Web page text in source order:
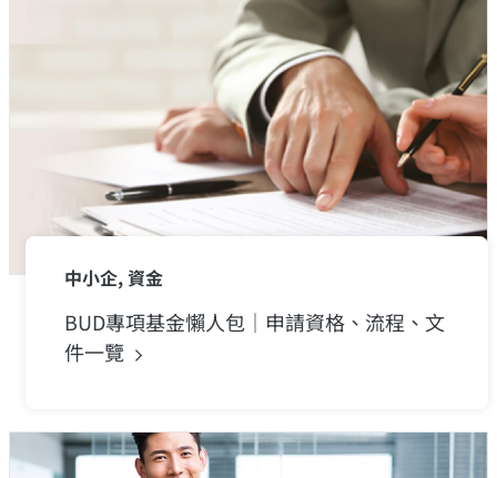
中小企, 資金
BUD專項基金懶人包｜申請資格、流程、文
件一覽